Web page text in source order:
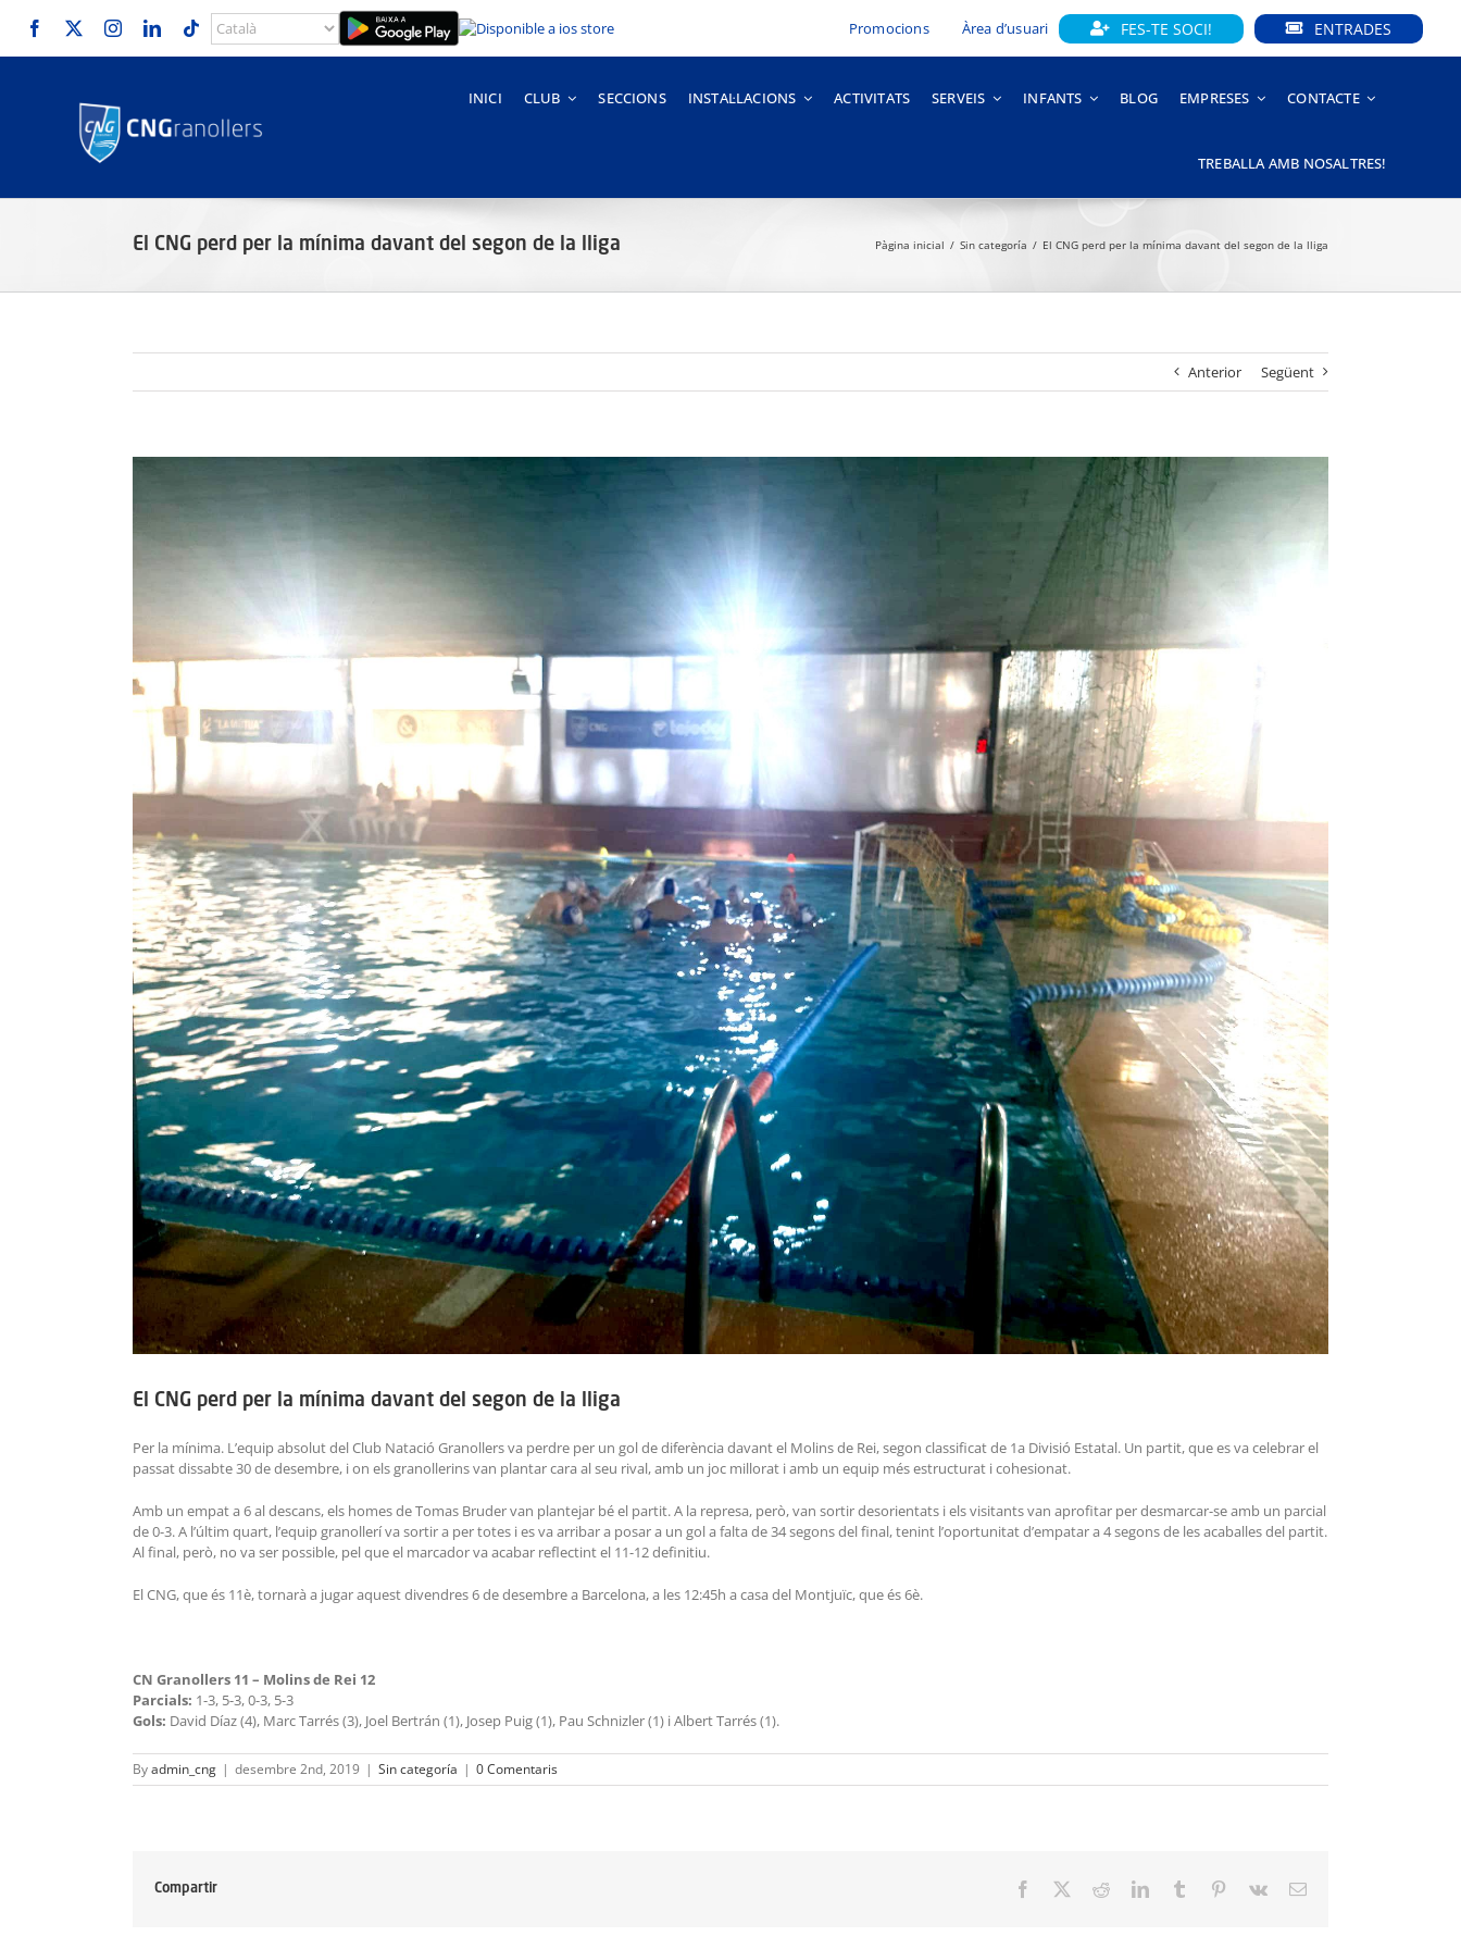
Promocions Àrea d’usuari FES-TE SOCI! ENTRADES
INICI CLUB SECCIONS INSTAL·LACIONS ACTIVITATS SERVEIS INFANTS BLOG EMPRESES CONTACTE
TREBALLA AMB NOSALTRES!
El CNG perd per la mínima davant del segon de la lliga Pàgina inicial Sin categoría El CNG perd per la mínima davant del segon de la lliga
Anterior Següent
Image
El CNG perd per la mínima davant del segon de la lliga
Per la mínima. L’equip absolut del Club Natació Granollers va perdre per un gol de diferència davant el Molins de Rei, segon classificat de 1a Divisió Estatal. Un partit, que es va celebrar el
passat dissabte 30 de desembre, i on els granollerins van plantar cara al seu rival, amb un joc millorat i amb un equip més estructurat i cohesionat.
Amb un empat a 6 al descans, els homes de Tomas Bruder van plantejar bé el partit. A la represa, però, van sortir desorientats i els visitants van aprofitar per desmarcar-se amb un parcial
de 0-3. A l’últim quart, l’equip granollerí va sortir a per totes i es va arribar a posar a un gol a falta de 34 segons del final, tenint l’oportunitat d’empatar a 4 segons de les acaballes del partit.
Al final, però, no va ser possible, pel que el marcador va acabar reflectint el 11-12 definitiu.
El CNG, que és 11è, tornarà a jugar aquest divendres 6 de desembre a Barcelona, a les 12:45h a casa del Montjuïc, que és 6è.
CN Granollers 11 – Molins de Rei 12
Parcials: 1-3, 5-3, 0-3, 5-3
Gols: David Díaz (4), Marc Tarrés (3), Joel Bertrán (1), Josep Puig (1), Pau Schnizler (1) i Albert Tarrés (1).
Byadmin_cng | desembre 2nd, 2019 | Sin categoría | 0 Comentaris
Compartir Facebook RedditLinkedInTumblr Pinterest
Vk Email: